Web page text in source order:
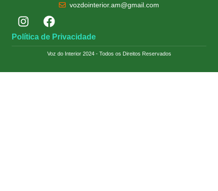
vozdointerior.am@gmail.com
Política de Privacidade
Voz do Interior 2024 - Todos os Direitos Reservados